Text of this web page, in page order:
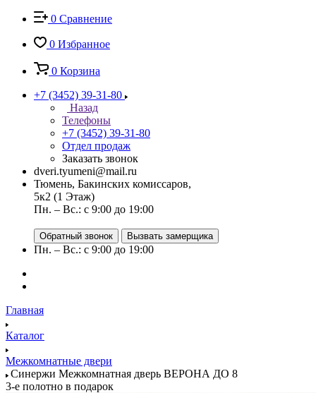
0 Сравнение
0 Избранное
0 Корзина
+7 (3452) 39-31-80
Назад
Телефоны
+7 (3452) 39-31-80
Отдел продаж
Заказать звонок
dveri.tyumeni@mail.ru
Тюмень, Бакинских комиссаров,
5к2 (1 Этаж)
Пн. – Вс.: с 9:00 до 19:00
Обратный звонок Вызвать замерщика
Пн. – Вс.: с 9:00 до 19:00
Главная
Каталог
Межкомнатные двери
Синержи Межкомнатная дверь ВЕРОНА ДО 8
3-е полотно в подарок